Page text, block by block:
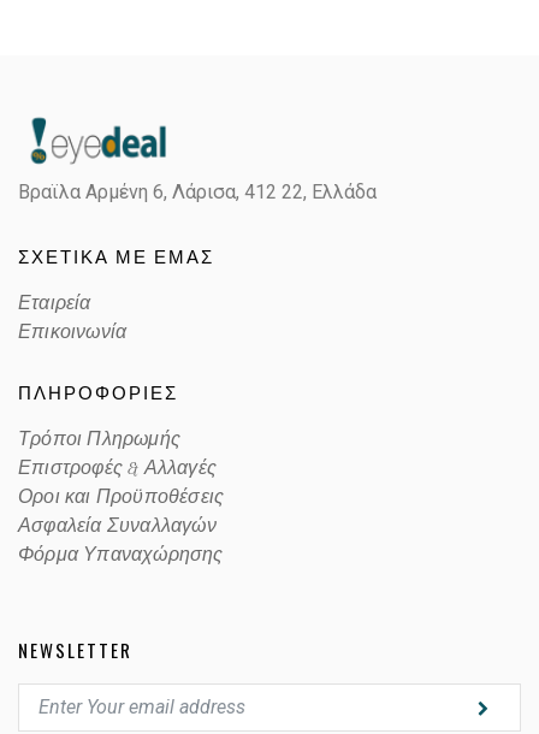
Βραϊλα Αρμένη 6, Λάρισα, 412 22, Ελλάδα
ΣΧΕΤΙΚΑ ΜΕ ΕΜΑΣ
Εταιρεία
Επικοινωνία
ΠΛΗΡΟΦΟΡΙΕΣ
Τρόποι Πληρωμής
Επιστροφές & Αλλαγές
Οροι και Προϋποθέσεις
Ασφαλεία Συναλλαγών
Φόρμα Υπαναχώρησης
NEWSLETTER